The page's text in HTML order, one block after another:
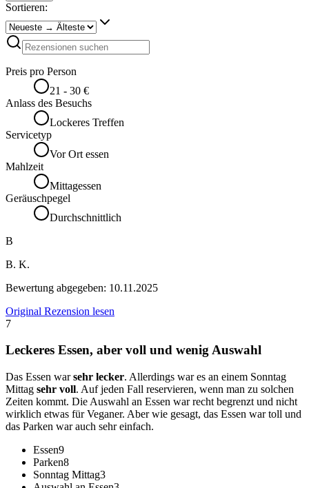
Sortieren:
Preis pro Person
21 - 30 €
Anlass des Besuchs
Lockeres Treffen
Servicetyp
Vor Ort essen
Mahlzeit
Mittagessen
Geräuschpegel
Durchschnittlich
B
B. K.
Bewertung abgegeben: 10.11.2025
Original Rezension lesen
7
Leckeres Essen, aber voll und wenig Auswahl
Das Essen warsehr lecker. Allerdings war es an einem Sonntag
Mittag sehr voll. Auf jeden Fall reservieren, wenn man zu solchen
Zeiten kommt. Die Auswahl an Essen war recht begrenzt und nicht
wirklich etwas für Veganer. Aber wie gesagt, das Essen war toll und
das Parken war auch sehr einfach.
Essen9
Parken8
Sonntag Mittag3